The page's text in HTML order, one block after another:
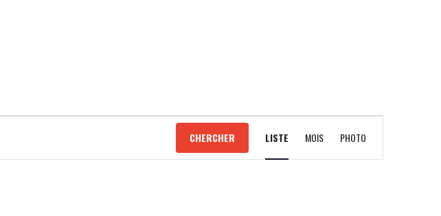
CHERCHER
DE
LISTE MOIS PHOTO